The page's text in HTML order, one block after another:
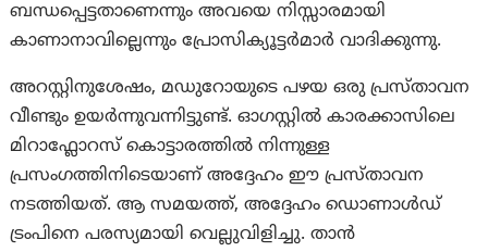
ബന്ധപ്പെട്ടതാണെന്നും അവയെ നിസ്സാരമായി
കാണാനാവില്ലെന്നും പ്രോസിക്യൂട്ടർമാർ വാദിക്കുന്നു.
അറസ്റ്റിനുശേഷം, മഡുറോയുടെ പഴയ ഒരു പ്രസ്താവന
വീണ്ടും ഉയർന്നുവന്നിട്ടുണ്ട്. ഓഗസ്റ്റിൽ കാരക്കാസിലെ
മിറാഫ്ലോറസ് കൊട്ടാരത്തിൽ നിന്നുള്ള
പ്രസംഗത്തിനിടെയാണ് അദ്ദേഹം ഈ പ്രസ്താവന
നടത്തിയത്. ആ സമയത്ത്, അദ്ദേഹം ഡൊണാൾഡ്
ട്രംപിനെ പരസ്യമായി വെല്ലുവിളിച്ചു. താൻ